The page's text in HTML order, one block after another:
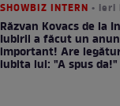
SHOWBIZ INTERN • ieri
Răzvan Kovacs de la
Iubirii a făcut un
important! Are
iubita lui: "A spus da!"